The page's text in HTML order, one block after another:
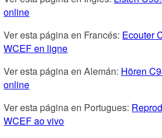
online
Ver esta página en Francés: Ecouter
WCEF en ligne
Ver esta página en Alemán: Hören
online
Ver esta página en Portugues:
WCEF ao vivo